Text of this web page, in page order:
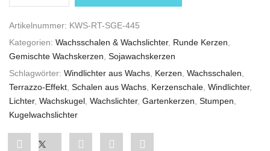
Artikelnummer: KWS-RT-SGE-445
Kategorien: Wachsschalen & Wachslichter, Runde Kerzen
Gemischte Wachskerzen Sojawachskerzen
Schlagwörter: Windlichter aus Wachs Kerzen Wachsschalen
Terrazzo-Effekt Schalen aus Wachs Kerzenschale Windlichter,
Lichter, Wachskugel Wachslichter, Gartenkerzen Stumpen
Kugelwachslichter
Share
Share
Pin
Share